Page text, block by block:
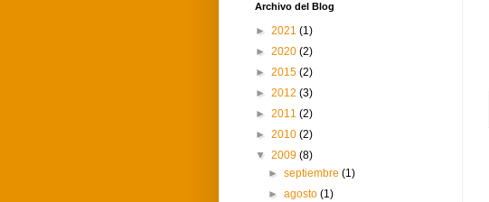
Archivo del Blog
► 2021 (1)
► 2020 (2)
► 2015 (2)
► 2012 (3)
► 2011 (2)
► 2010 (2)
▼ 2009 (8)
►septiembre(1)
►agosto(1)